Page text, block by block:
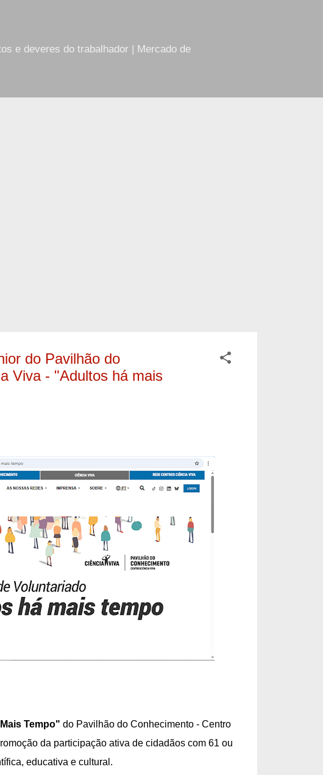
e deveres do trabalhador | Mercado de
do Pavilhão do
Viva - "Adultos há mais
Tempo" do Pavilhão do Conhecimento - Centro
da participação ativa de cidadãos com 61 ou
educativa e cultural.